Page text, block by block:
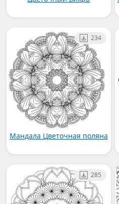
Мандала Цветочная поляна
234
285